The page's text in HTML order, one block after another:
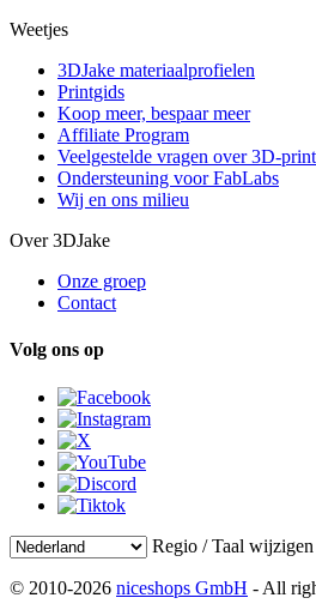
Weetjes
3DJake materiaalprofielen
Printgids
Koop meer, bespaar meer
Affiliate Program
Veelgestelde vragen over 3D-
Ondersteuning voor FabLabs
Wij en ons milieu
Over 3DJake
Onze groep
Contact
Volg ons op
Regio / Taal wijzigen
© 2010-2026 niceshops GmbH - All